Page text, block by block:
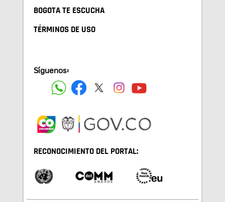
BOGOTA TE ESCUCHA
TÉRMINOS DE USO
Síguenos:
RECONOCIMIENTO DEL PORTAL: